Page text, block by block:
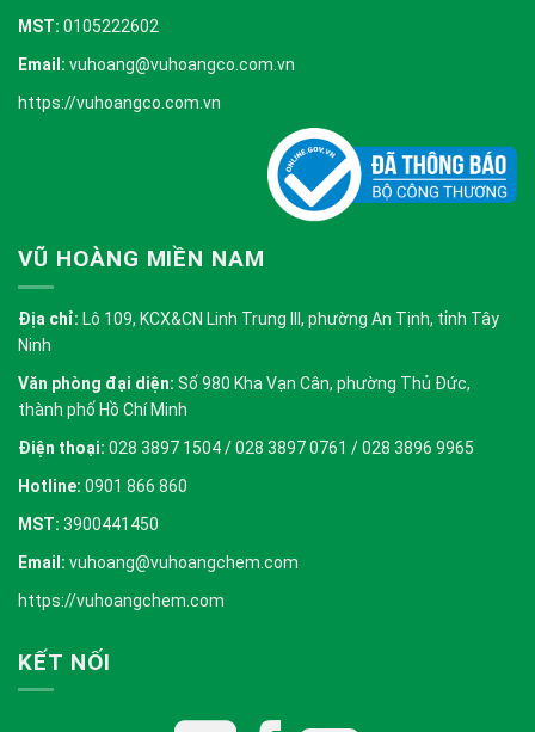
MST: 0105222602
Email: vuhoang@vuhoangco.com.vn
https://vuhoangco.com.vn
VŨ HOÀNG MIỀN NAM
Địa chỉ: Lô 109, KCX&CN Linh Trung III, phường An Tịnh, tỉnh Tây
Ninh
Văn phòng đại diện: Số 980 Kha Vạn Cân, phường Thủ Đức,
thành phố Hồ Chí Minh
Điện thoại: 028 3897 1504 / 028 3897 0761 / 028 3896 9965
Hotline: 0901 866 860
MST: 3900441450
Email: vuhoang@vuhoangchem.com
https://vuhoangchem.com
KẾT NỐI